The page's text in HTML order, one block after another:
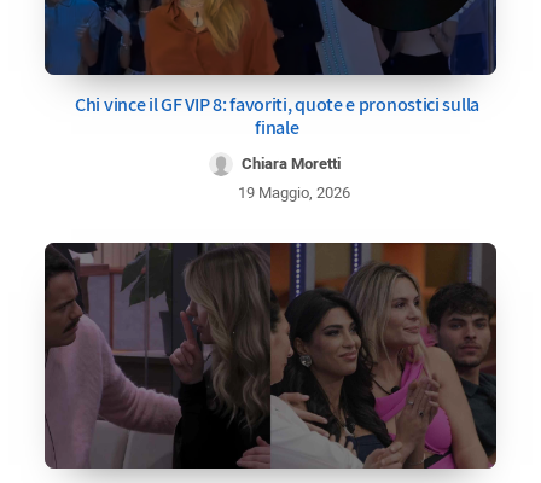
Chi vince il GF VIP 8: favoriti, quote e pronostici sulla
finale
Chiara Moretti
19 Maggio, 2026